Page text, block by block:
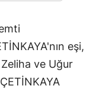
eşi,
ve Uğur